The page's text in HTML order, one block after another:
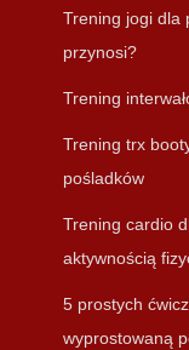
Trening jogi dla
przynosi?
Trening
Trening trx
pośladków
Trening cardio
aktywnością
5 prostych
wyprostowaną